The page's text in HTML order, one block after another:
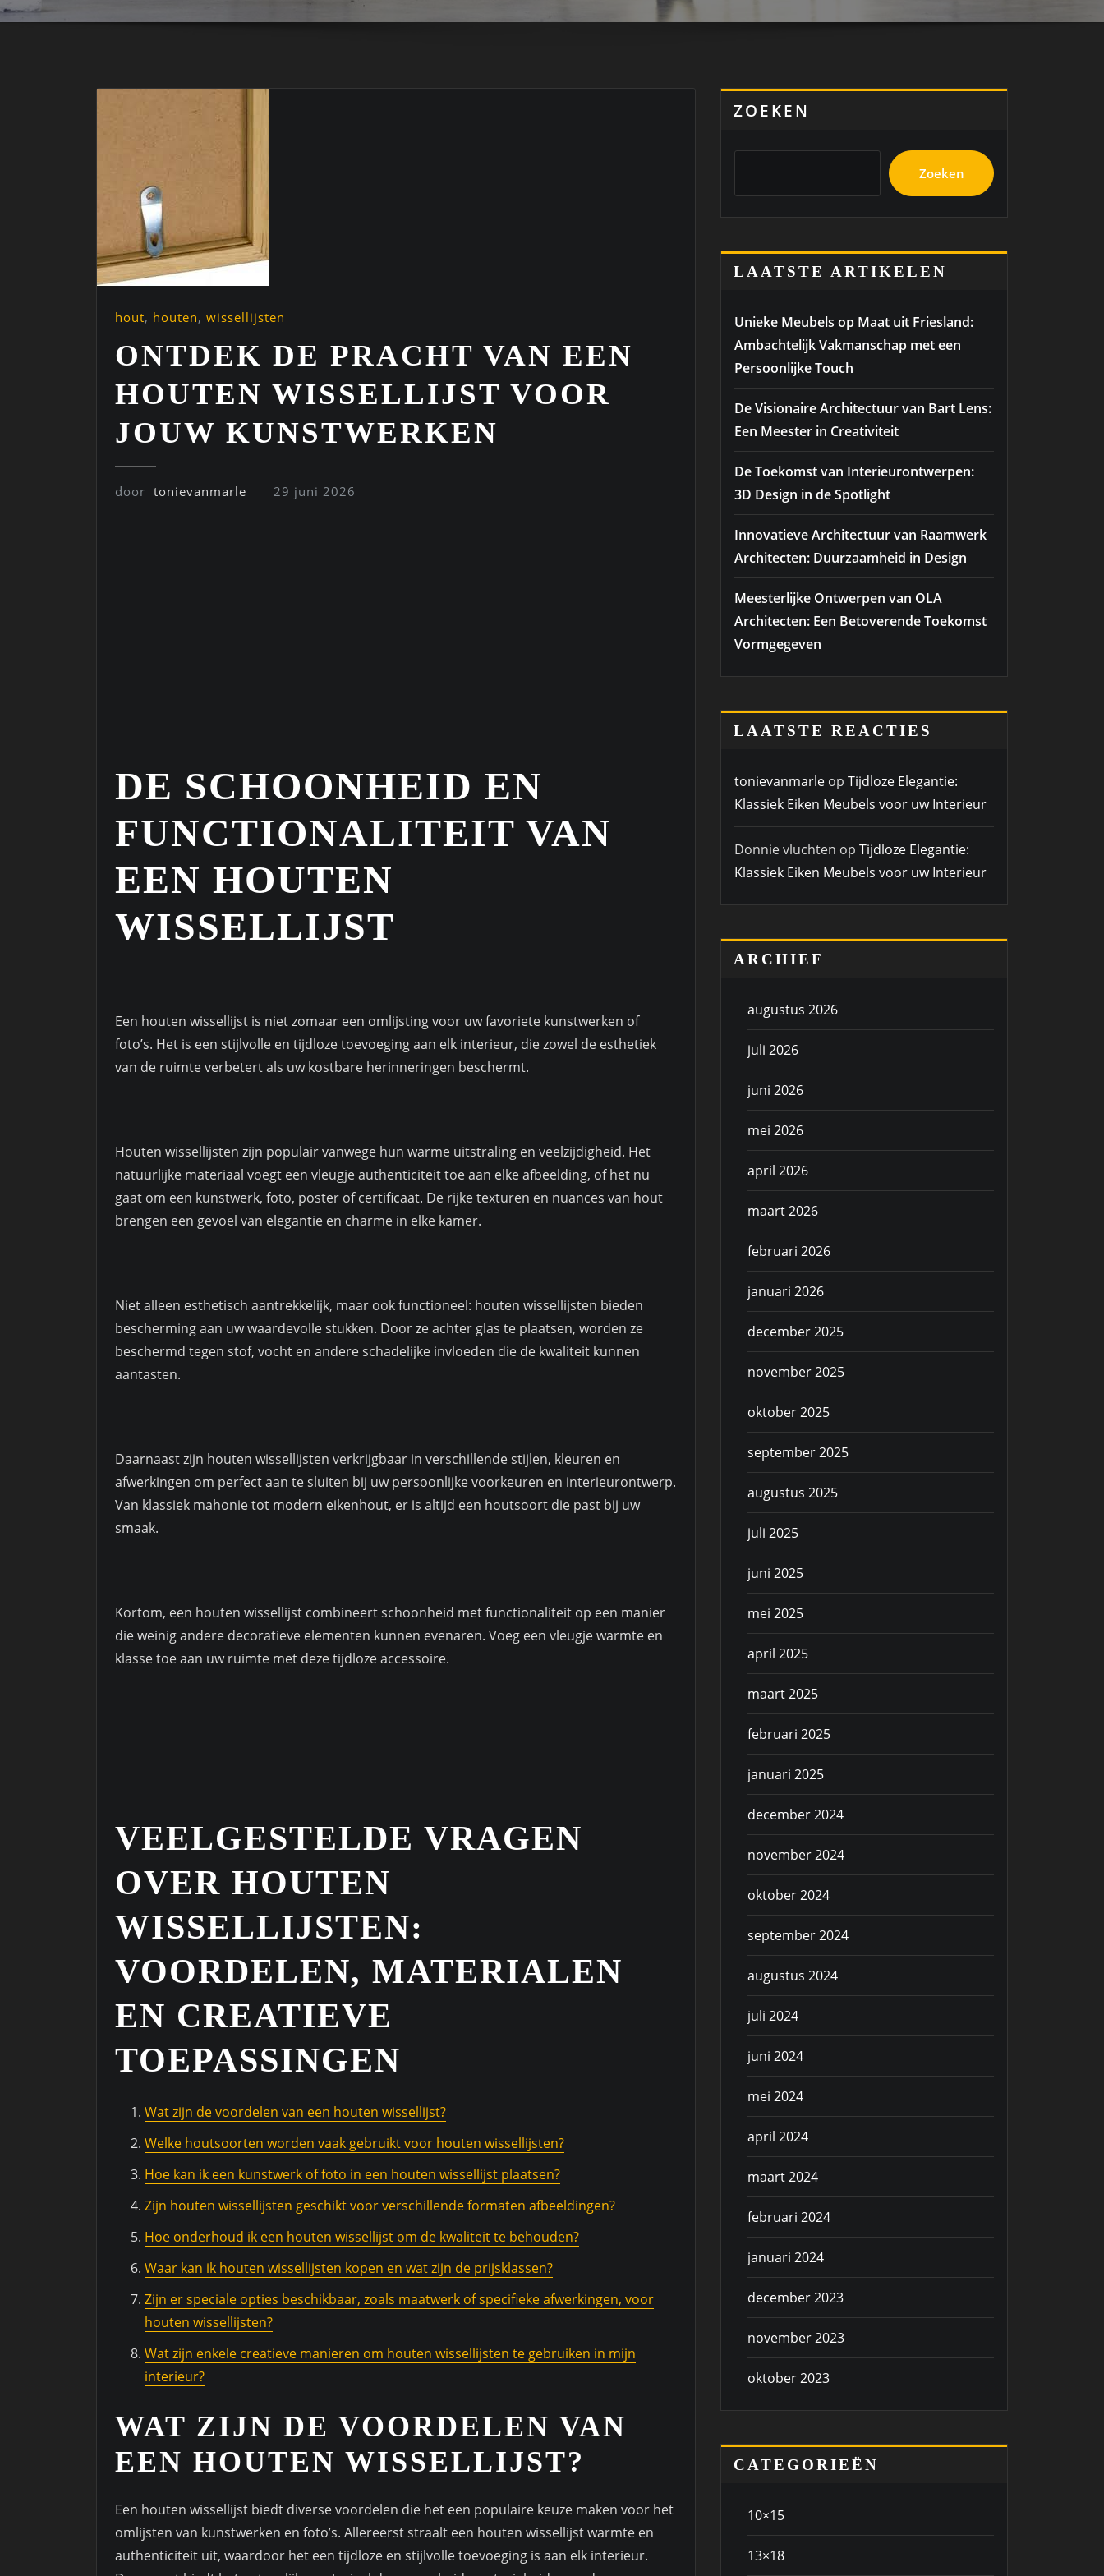
hout, houten, wissellijsten
ONTDEK DE PRACHT VAN EEN
HOUTEN WISSELLIJST VOOR
JOUW KUNSTWERKEN
door tonievanmarle 29 juni 2026
DE SCHOONHEID EN
FUNCTIONALITEIT VAN
EEN HOUTEN
WISSELLIJST
Een houten wissellijst is niet zomaar een omlijsting voor uw favoriete kunstwerken of
foto’s. Het is een stijlvolle en tijdloze toevoeging aan elk interieur, die zowel de esthetiek
van de ruimte verbetert als uw kostbare herinneringen beschermt.
Houten wissellijsten zijn populair vanwege hun warme uitstraling en veelzijdigheid. Het
natuurlijke materiaal voegt een vleugje authenticiteit toe aan elke afbeelding, of het nu
gaat om een kunstwerk, foto, poster of certificaat. De rijke texturen en nuances van hout
brengen een gevoel van elegantie en charme in elke kamer.
Niet alleen esthetisch aantrekkelijk, maar ook functioneel: houten wissellijsten bieden
bescherming aan uw waardevolle stukken. Door ze achter glas te plaatsen, worden ze
beschermd tegen stof, vocht en andere schadelijke invloeden die de kwaliteit kunnen
aantasten.
Daarnaast zijn houten wissellijsten verkrijgbaar in verschillende stijlen, kleuren en
afwerkingen om perfect aan te sluiten bij uw persoonlijke voorkeuren en interieurontwerp.
Van klassiek mahonie tot modern eikenhout, er is altijd een houtsoort die past bij uw
smaak.
Kortom, een houten wissellijst combineert schoonheid met functionaliteit op een manier
die weinig andere decoratieve elementen kunnen evenaren. Voeg een vleugje warmte en
klasse toe aan uw ruimte met deze tijdloze accessoire.
VEELGESTELDE VRAGEN
OVER HOUTEN
WISSELLIJSTEN:
VOORDELEN, MATERIALEN
EN CREATIEVE
TOEPASSINGEN
Wat zijn de voordelen van een houten wissellijst?
Welke houtsoorten worden vaak gebruikt voor houten wissellijsten?
Hoe kan ik een kunstwerk of foto in een houten wissellijst plaatsen?
Zijn houten wissellijsten geschikt voor verschillende formaten afbeeldingen?
Hoe onderhoud ik een houten wissellijst om de kwaliteit te behouden?
Waar kan ik houten wissellijsten kopen en wat zijn de prijsklassen?
Zijn er speciale opties beschikbaar, zoals maatwerk of specifieke afwerkingen, voor
houten wissellijsten?
Wat zijn enkele creatieve manieren om houten wissellijsten te gebruiken in mijn
interieur?
WAT ZIJN DE VOORDELEN VAN
EEN HOUTEN WISSELLIJST?
Een houten wissellijst biedt diverse voordelen die het een populaire keuze maken voor het
omlijsten van kunstwerken en foto’s. Allereerst straalt een houten wissellijst warmte en
authenticiteit uit, waardoor het een tijdloze en stijlvolle toevoeging is aan elk interieur.
ZOEKEN
Zoeken
LAATSTE ARTIKELEN
Unieke Meubels op Maat uit Friesland:
Ambachtelijk Vakmanschap met een
Persoonlijke Touch
De Visionaire Architectuur van Bart Lens:
Een Meester in Creativiteit
De Toekomst van Interieurontwerpen:
3D Design in de Spotlight
Innovatieve Architectuur van Raamwerk
Architecten: Duurzaamheid in Design
Meesterlijke Ontwerpen van OLA
Architecten: Een Betoverende Toekomst
Vormgegeven
LAATSTE REACTIES
tonievanmarle op Tijdloze Elegantie:
Klassiek Eiken Meubels voor uw Interieur
Donnie vluchten op Tijdloze Elegantie:
Klassiek Eiken Meubels voor uw Interieur
ARCHIEF
augustus 2026
juli 2026
juni 2026
mei 2026
april 2026
maart 2026
februari 2026
januari 2026
december 2025
november 2025
oktober 2025
september 2025
augustus 2025
juli 2025
juni 2025
mei 2025
april 2025
maart 2025
februari 2025
januari 2025
december 2024
november 2024
oktober 2024
september 2024
augustus 2024
juli 2024
juni 2024
mei 2024
april 2024
maart 2024
februari 2024
januari 2024
december 2023
november 2023
oktober 2023
CATEGORIEËN
10×15
13×18